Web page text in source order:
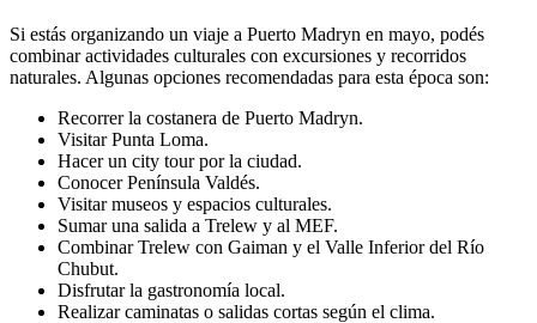
Si estás organizando un viaje a Puerto Madryn en mayo, podés
combinar actividades culturales con excursiones y recorridos
naturales. Algunas opciones recomendadas para esta época son:
Recorrer la costanera de Puerto Madryn.
Visitar Punta Loma.
Hacer un city tour por la ciudad.
Conocer Península Valdés.
Visitar museos y espacios culturales.
Sumar una salida a Trelew y al MEF.
Combinar Trelew con Gaiman y el Valle Inferior del Río
Chubut.
Disfrutar la gastronomía local.
Realizar caminatas o salidas cortas según el clima.